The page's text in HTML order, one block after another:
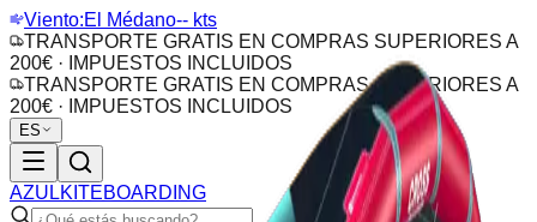
Viento:El Médano-- kts
TRANSPORTE GRATIS EN COMPRAS SUPERIORES A
200€ · IMPUESTOS INCLUIDOS
TRANSPORTE GRATIS EN COMPRAS SUPERIORES A
200€ · IMPUESTOS INCLUIDOS
ES
AZULKITEBOARDING